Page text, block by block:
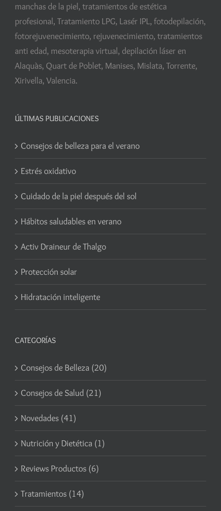
manchas de la piel, tratamientos de estética
profesional, Tratamiento LPG, Lasér IPL, fotodepilación,
fotorejuvenecimiento, rejuvenecimiento, tratamientos
anti edad, mesoterapia virtual, depilación láser en
Alaquàs, Quart de Poblet, Manises, Mislata, Torrente,
Xirivella, Valencia.
ÚLTIMAS PUBLICACIONES
Consejos de belleza para el verano
Estrés oxidativo
Cuidado de la piel después del sol
Hábitos saludables en verano
Activ Draineur de Thalgo
Protección solar
Hidratación inteligente
CATEGORÍAS
Consejos de Belleza (20)
Consejos de Salud (21)
Novedades (41)
Nutrición y Dietética (1)
Reviews Productos (6)
Tratamientos (14)